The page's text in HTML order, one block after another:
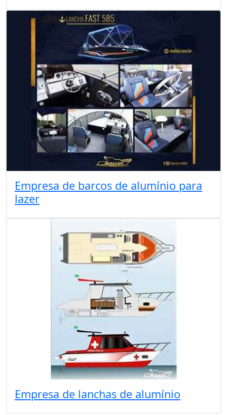
Empresa de barcos de alumínio para
lazer
Empresa de lanchas de alumínio